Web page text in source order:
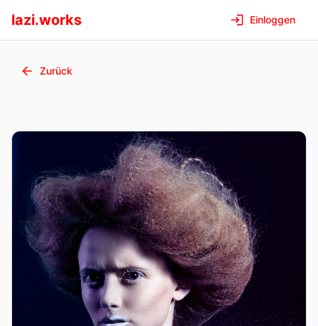
lazi.works Einloggen
Zurück